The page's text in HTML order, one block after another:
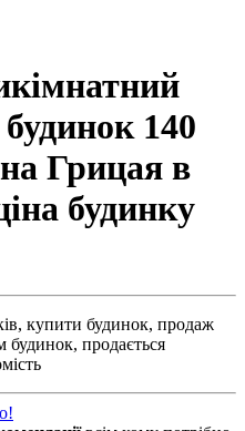
140
Грицая в
будинку
купити будинок, продаж
будинок, продається